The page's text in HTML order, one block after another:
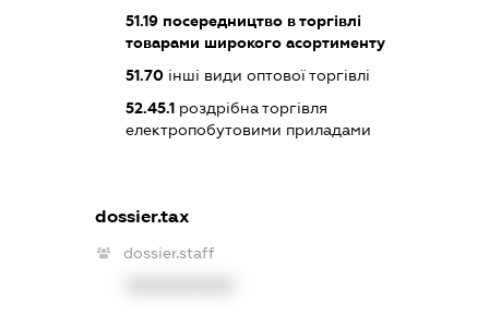
51.19посередництво в торгівлі
товарами широкого асортименту
51.70інші види оптової торгівлі
52.45.1роздрібна торгівля
електропобутовими приладами
dossier.tax
dossier.staff